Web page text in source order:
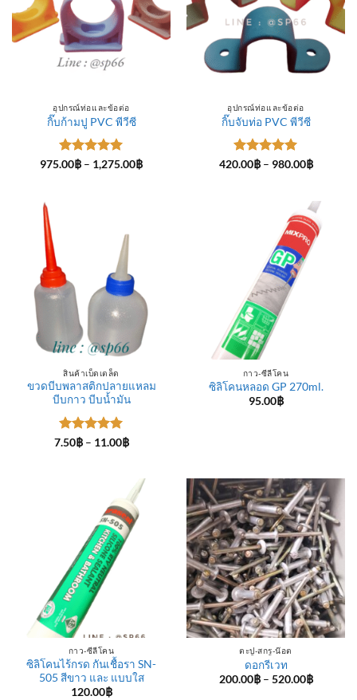
อุปกรณ์ท่อและข้อต่อ
กิ๊บก้ามปู PVC พีวีซี
ให้คะแนน
975.00฿ – 1,275.00฿Price
อุปกรณ์ท่อและข้อต่อ
กิ๊บจับท่อ PVC พีวีซี
ให้คะแนน
420.00฿ – 980.00฿Price
980.00฿
สินค้าเบ็ดเตล็ด
ขวดบีบพลาสติกปลายแหลม
บีบกาว บีบน้ำมัน
ให้คะแนน
7.50฿ – 11.00฿Price
11.00฿
กาว-ซีลีโคน
ซิลิโคนหลอด GP 270ml.
95.00฿
กาว-ซีลีโคน
ซิลิโคนไร้กรด กันเชื้อรา SN-
505 สีขาว และ แบบใส
120.00฿
ตะปู-สกรู-น๊อต
ดอกรีเวท
200.00฿ – 520.00฿Price